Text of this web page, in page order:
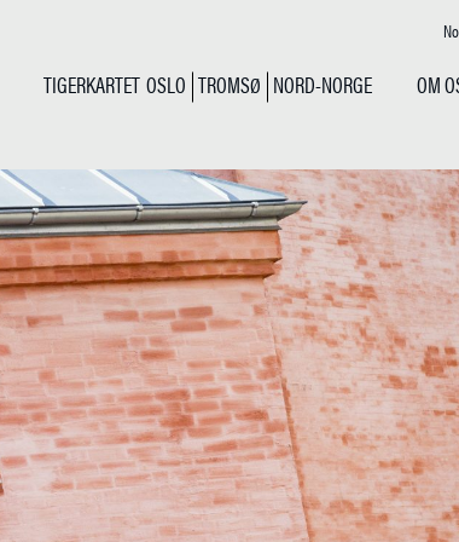
TIGERKARTET OSLO TROMSØ NORD-NORGE OM